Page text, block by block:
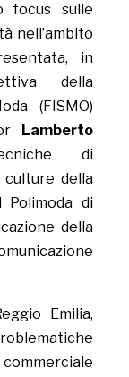
focus sulle
nell’ambito
in
della
(FISMO)
Lamberto
di
culture della
Polimoda di
della
Emilia,